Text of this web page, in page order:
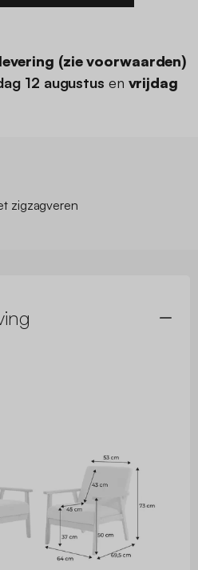
(zie voorwaarden)
12 augustus en vrijdag
zigzagveren